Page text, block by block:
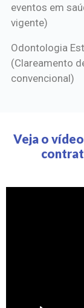
eventos em
vigente)
Odontologia
(Clareamento
convencional)
Veja o